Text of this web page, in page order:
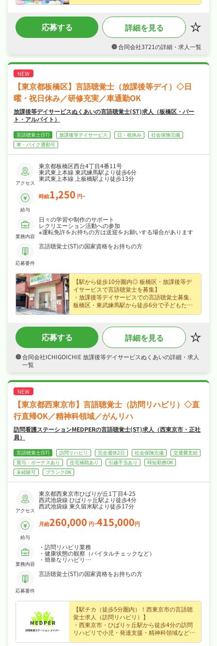
す◎
・賞与あり・昇給ありなど好待遇で、月給23万
円〜の正社員求人、安定した収入を目指せます
・日曜・祝日休み、日勤のみでオンオフを切り
・社会保険完備、退職金制度ありで、あなたの
応募する 詳細を見る
合同会社3721の詳細・求人一覧
【東京都板橋区】言語聴覚士（放課後等デイ）◇日
曜・祝日休み／研修充実／車通勤OK
放課後等デイサービスぬくあいの言語聴覚士(ST)求人（板橋区・パー
ト・アルバイト）
言語聴覚士(ST) 放課後等デイサービス 日・祝休み
社会保険完備
車・バイク通勤可
アクセス
東京都板橋区西台4丁目4番11号
東武東上本線 東武練馬駅より徒歩6分
東武東上本線 上板橋駅より徒歩13分
給与
時給1,250 円~
業務内容
日々の学習や制作のサポート
レクリエーション活動への参加
※運転免許をお持ちの方は送迎をお願いする場合があります
応募要件
言語聴覚士(ST)の国家資格をお持ちの方
【駅から徒歩10分圏内◎ 板橋区・放課後等デ
イサービスで言語聴覚士を募集】
・放課後等デイサービスでの言語聴覚士募集、
板橋区・東武練馬駅から徒歩6分で子どもたち
・パート募集で時給1,250円という好条件、資
格手当など各種手当など好待遇で、ライフスタ
イルに合わせて無理なく働けます！
ど長期休暇も取りやすくプライベートも大切に
できる職場です！
応募する 詳細を見る
合同会社ICHIGOICHIE 放課後等デイサービスぬくあいの詳細・求人
一覧
【東京都西東京市】言語聴覚士（訪問リハビリ）◇直
行直帰OK／精神科領域／がんリハ
訪問看護ステーションMEDPERの言語聴覚士(ST)求人（西東京市・正社
員）
言語聴覚士(ST) 訪問リハビリ 完全週休2日 社会保険完備
交通費支給
賞与・ボーナスあり
住宅補助あり 引越手当あり
時短勤務OK
未経験可
ブランクOK
アクセス
東京都西東京市ひばりが丘1丁目4-25
西武池袋線 ひばりヶ丘駅より徒歩4分
西武池袋線 東久留米駅より徒歩17分
給与
月給260,000 円~415,000円
業務内容
・訪問リハビリ業務
・健康状態の観察（バイタルチェックなど）
・簡単なリハビリ
・サービス提供にかかる計画書や報告書の作成 など
＜対応エリア＞
西東京市など
＜1日の流れ（例）＞
9:00：移動
応募要件
言語聴覚士(ST)の国家資格をお持ちの方
【駅チカ（徒歩5分圏内）！西東京市の言語聴
覚士求人（訪問リハビリ）】
・西東京市・ひばりヶ丘駅から徒歩4分の訪問
リハビリで小児・発達支援・精神科領域など在